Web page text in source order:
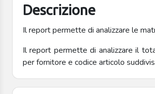
Descrizione
Il report permette di analizzare le
Il report permette di analizzare il
per fornitore e codice articolo